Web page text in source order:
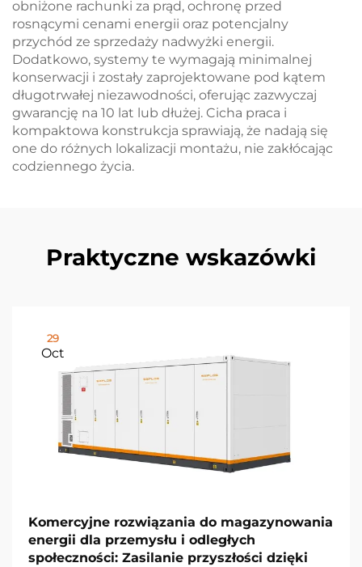
obniżone rachunki za prąd, ochronę przed
rosnącymi cenami energii oraz potencjalny
przychód ze sprzedaży nadwyżki energii.
Dodatkowo, systemy te wymagają minimalnej
konserwacji i zostały zaprojektowane pod kątem
długotrwałej niezawodności, oferując zazwyczaj
gwarancję na 10 lat lub dłużej. Cicha praca i
kompaktowa konstrukcja sprawiają, że nadają się
one do różnych lokalizacji montażu, nie zakłócając
codziennego życia.
Praktyczne wskazówki
29
Oct
Komercyjne rozwiązania do magazynowania
energii dla przemysłu i odległych
społeczności: Zasilanie przyszłości dzięki